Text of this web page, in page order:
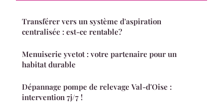
Transférer vers un système d'aspiration
centralisée : est-ce rentable?
Menuiserie yvetot : votre partenaire pour un
habitat durable
Dépannage pompe de relevage Val-d'Oise :
intervention 7j/7 !